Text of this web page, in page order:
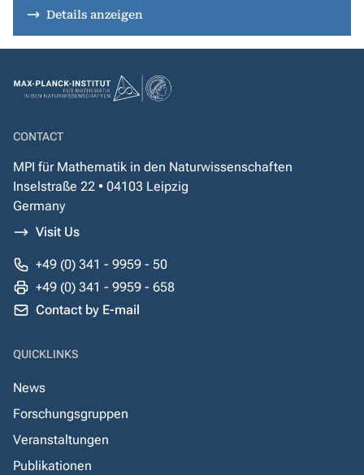
Details anzeigen
CONTACT
MPI für Mathematik in den Naturwissenschaften
Inselstraße 22 • 04103 Leipzig
Germany
Visit Us
+49 (0) 341 - 9959 - 50
+49 (0) 341 - 9959 - 658
Contact by E-mail
QUICKLINKS
News
Forschungsgruppen
Veranstaltungen
Publikationen